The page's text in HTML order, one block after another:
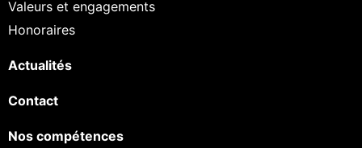
Valeurs et engagements
Honoraires
Actualités
Contact
Nos compétences